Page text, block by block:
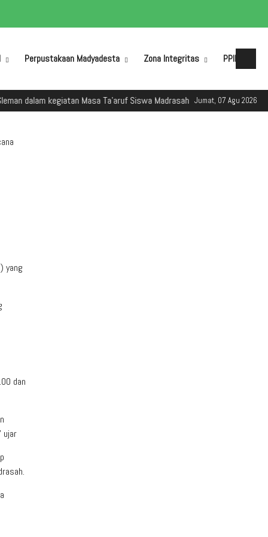
Perpustakaan Madyadesta Zona Integritas PPID
Jumat, 07 Agu 2026
kegiatan Masa Ta'aruf Siswa Madrasah (MATSAMA) Tahun Ajaran
yang
dan
ujar